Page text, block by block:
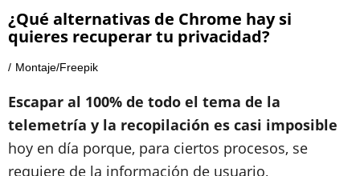
¿Qué alternativas de Chrome hay si
quieres recuperar tu privacidad?
Montaje/Freepik
Escapar al 100% de todo el tema de la
telemetría y la recopilación es casi imposible
hoy en día porque, para ciertos procesos, se
requiere de la información de usuario,